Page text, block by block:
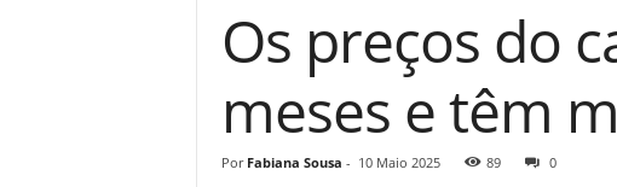
Os preços do
meses e têm
Por Fabiana Sousa - 10 Maio 2025 89 0